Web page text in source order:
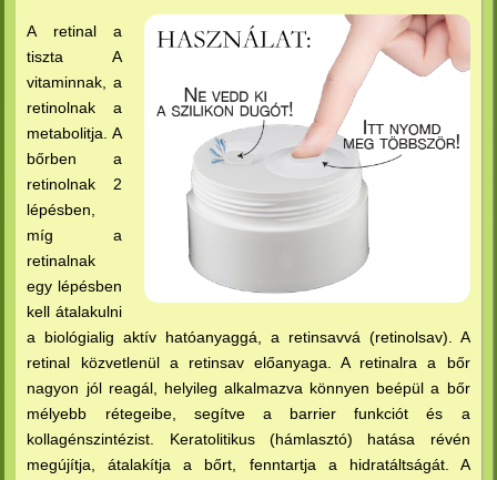
A retinal a
tiszta A
vitaminnak, a
retinolnak a
metabolitja. A
bőrben a
retinolnak 2
lépésben,
míg a
retinalnak
egy lépésben
kell átalakulni
a biológialig aktív hatóanyaggá, a retinsavvá (retinolsav). A
retinal közvetlenül a retinsav előanyaga. A retinalra a bőr
nagyon jól reagál, helyileg alkalmazva könnyen beépül a bőr
mélyebb rétegeibe, segítve a barrier funkciót és a
kollagénszintézist. Keratolitikus (hámlasztó) hatása révén
megújítja, átalakítja a bőrt, fenntartja a hidratáltságát. A